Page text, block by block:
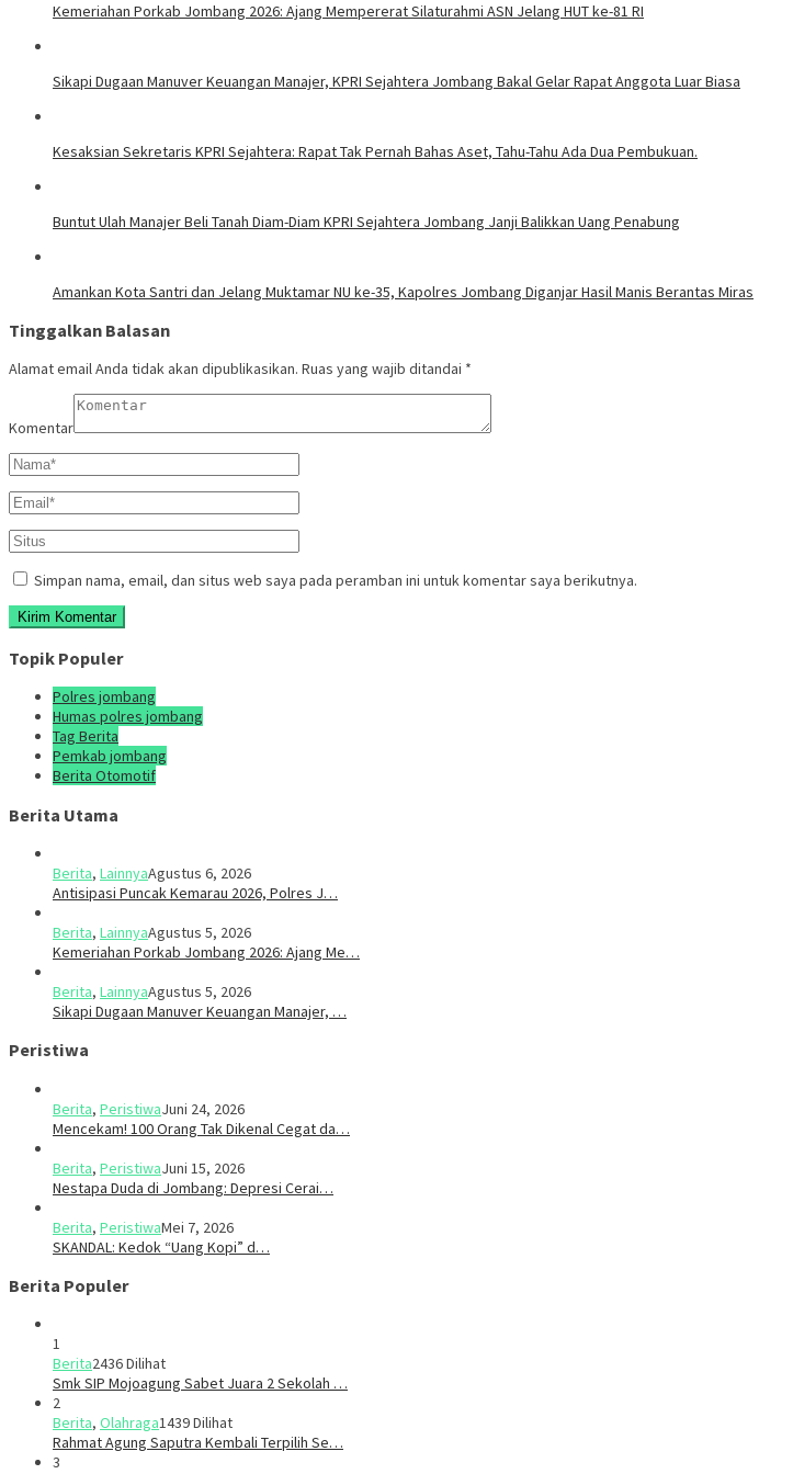
Kemeriahan Porkab Jombang 2026: Ajang Mempererat Silaturahmi ASN Jelang HUT ke-81 RI
Sikapi Dugaan Manuver Keuangan Manajer, KPRI Sejahtera Jombang Bakal Gelar Rapat Anggota Luar Biasa
Kesaksian Sekretaris KPRI Sejahtera: Rapat Tak Pernah Bahas Aset, Tahu-Tahu Ada Dua Pembukuan.
Buntut Ulah Manajer Beli Tanah Diam-Diam KPRI Sejahtera Jombang Janji Balikkan Uang Penabung
Amankan Kota Santri dan Jelang Muktamar NU ke-35, Kapolres Jombang Diganjar Hasil Manis Berantas Miras
Tinggalkan Balasan
Alamat email Anda tidak akan dipublikasikan. Ruas yang wajib ditandai *
Komentar
Simpan nama, email, dan situs web saya pada peramban ini untuk komentar saya berikutnya.
Topik Populer
Polres jombang
Humas polres jombang
Tag Berita
Pemkab jombang
Berita Otomotif
Berita Utama
Berita, LainnyaAgustus 6, 2026
Antisipasi Puncak Kemarau 2026, Polres J…
Berita, LainnyaAgustus 5, 2026
Kemeriahan Porkab Jombang 2026: Ajang Me…
Berita, LainnyaAgustus 5, 2026
Sikapi Dugaan Manuver Keuangan Manajer, …
Peristiwa
Berita, PeristiwaJuni 24, 2026
Mencekam! 100 Orang Tak Dikenal Cegat da…
Berita, PeristiwaJuni 15, 2026
​​Nestapa Duda di Jombang: Depresi Cerai…
Berita, PeristiwaMei 7, 2026
SKANDAL: Kedok “Uang Kopi” d…
Berita Populer
1
Berita2436 Dilihat
Smk SIP Mojoagung Sabet Juara 2 Sekolah …
2
Berita, Olahraga1439 Dilihat
Rahmat Agung Saputra Kembali Terpilih Se…
3